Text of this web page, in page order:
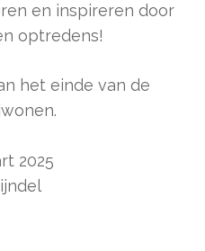
en inspireren door
optredens!
het einde van de
2025